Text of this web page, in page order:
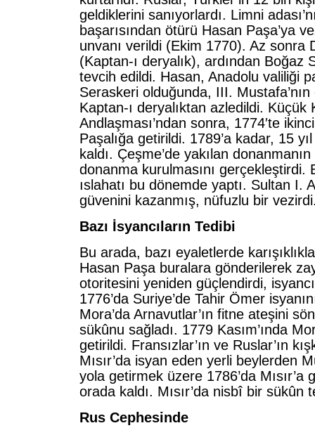
geldiklerini sanıyorlardı. Limni
başarısından ötürü Hasan Paşa’ya
unvanı verildi (Ekim 1770). Az sonra
(Kaptan-ı deryalık), ardından Boğaz
tevcih edildi. Hasan, Anadolu valiliği
Seraskeri olduğunda, III.
Kaptan-ı deryalıktan azledildi. Küçük
Andlaşması’ndan sonra, 1774′te
Paşalığa getirildi. 1789’a kadar, 15
kaldı. Çeşme’de yakılan
donanma kurulmasını gerçekleştirdi.
ıslahatı bu dönemde yaptı. Sultan I.
güvenini kazanmış, nüfuzlu bir
Bazı İsyancıların Tedibi
Bu arada, bazı eyaletlerde
Hasan Paşa buralara gönderilerek
otoritesini yeniden güçlendirdi,
1776’da Suriye’de Tahir Ömer
Mora’da Arnavutlar’ın fitne ateşini
sükûnu sağladı. 1779 Kasım’ında
getirildi. Fransızlar’ın ve Ruslar’ın
Mısır’da isyan eden yerli beylerden
yola getirmek üzere 1786’da Mısır’a
orada kaldı. Mısır’da nisbî bir sükûn
Rus Cephesinde